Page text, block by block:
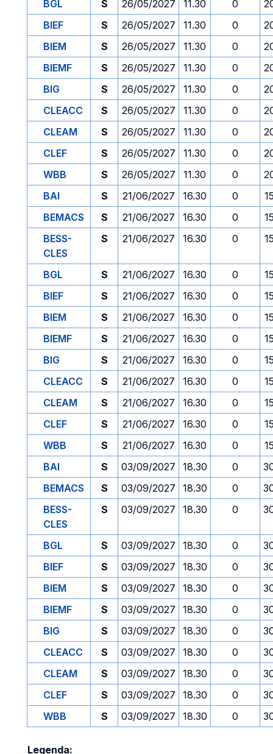
BGL S 26/05/2027 11.30 0
BIEF
S 26/05/2027 11.30 0
BIEM
S 26/05/2027 11.30 0
BIEMF
S 26/05/2027 11.30 0
BIG
S 26/05/2027 11.30 0
CLEACC
S 26/05/2027 11.30 0
CLEAM
S 26/05/2027 11.30 0
CLEF
S 26/05/2027 11.30 0
WBB
S 26/05/2027 11.30 0
BAI
S 21/06/2027 16.30 0
BEMACS
S 21/06/2027 16.30 0
BESS-
CLES
S 21/06/2027 16.30 0
BGL S 21/06/2027 16.30 0
BIEF
S 21/06/2027 16.30 0
BIEM
S 21/06/2027 16.30 0
BIEMF
S 21/06/2027 16.30 0
BIG
S 21/06/2027 16.30 0
CLEACC
S 21/06/2027 16.30 0
CLEAM
S 21/06/2027 16.30 0
CLEF
S 21/06/2027 16.30 0
WBB
S 21/06/2027 16.30 0
BAI
S 03/09/2027 18.30 0
BEMACS
S 03/09/2027 18.30 0
BESS-
CLES
S 03/09/2027 18.30 0
BGL S 03/09/2027 18.30 0
BIEF
S 03/09/2027 18.30 0
BIEM
S 03/09/2027 18.30 0
BIEMF
S 03/09/2027 18.30 0
BIG
S 03/09/2027 18.30 0
CLEACC
S 03/09/2027 18.30 0
CLEAM
S 03/09/2027 18.30 0
CLEF
S 03/09/2027 18.30 0
WBB
S 03/09/2027 18.30 0
Legenda: